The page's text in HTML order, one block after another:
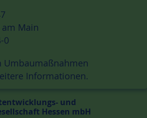
am Main
0
Umbaumaßnahmen
Informationen.
und
Hessen mbH